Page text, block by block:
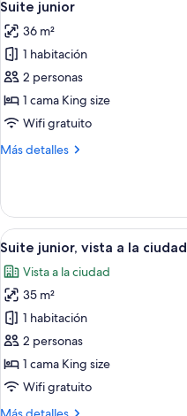
Pool
Use)
todas
las
fotos
de
Suite
junior
Suite junior
36 m²
1 habitación
2 personas
1 cama King size
Wifi gratuito
Más detalles
Más
junior
Ver
todas
las
fotos
de
Suite
junior,
vista
5
Suite junior, vista a la ciudad
Vista a la ciudad
35 m²
1 habitación
2 personas
1 cama King size
Wifi gratuito
Más